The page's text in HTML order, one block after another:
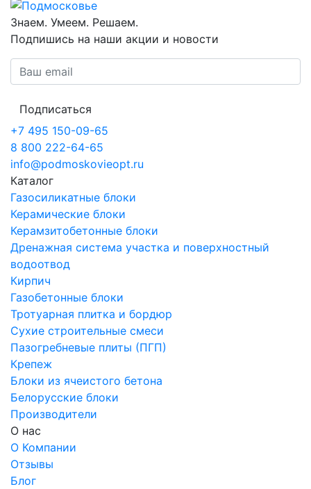
Знаем. Умеем. Решаем.
Подпишись на наши акции и новости
Подписаться
+7 495 150-09-65
8 800 222-64-65
info@podmoskovieopt.ru
Каталог
Газосиликатные блоки
Керамические блоки
Керамзитобетонные блоки
Дренажная система участка и поверхностный
водоотвод
Кирпич
Газобетонные блоки
Тротуарная плитка и бордюр
Сухие строительные смеси
Пазогребневые плиты (ПГП)
Крепеж
Блоки из ячеистого бетона
Белорусские блоки
Производители
О нас
О Компании
Отзывы
Блог